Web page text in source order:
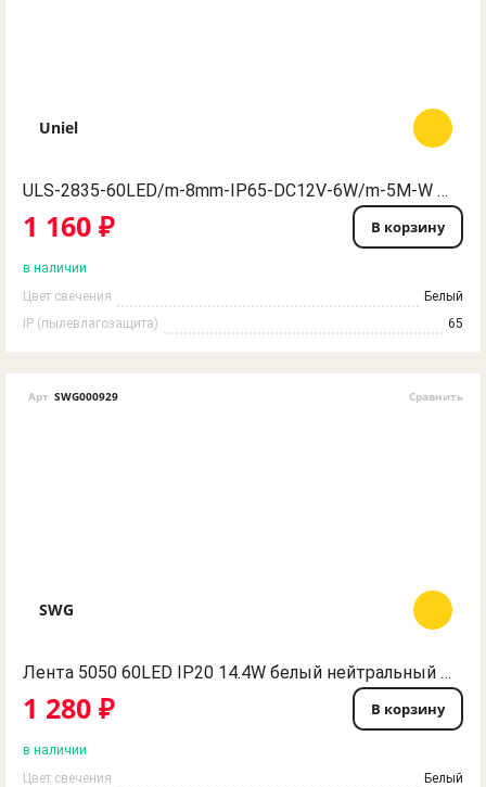
Uniel
ULS-2835-60LED/m-8mm-IP65-DC12V-6W/m-5M-W Гибкая светодиодная герметичная лента на самоклеящейся основе. Катушка 5 м. в герметичной упаковке. Белый свет. ТМ Uniel.
1 160 ₽ В корзину
в наличии
Цвет свечения
Белый
IP (пылевлагозащита)
65
Арт SWG000929 Сравнить
SWG
Лента 5050 60LED IP20 14.4W белый нейтральный 12V SWG
1 280 ₽ В корзину
в наличии
Цвет свечения
Белый